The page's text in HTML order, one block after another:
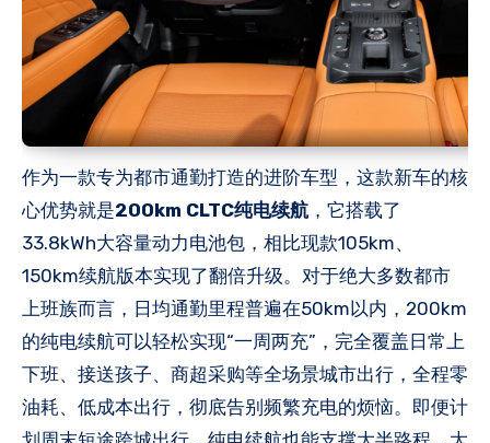
作为一款专为都市通勤打造的进阶车型，这款新车的核
心优势就是200km CLTC纯电续航 ，它搭载了
33.8kWh大容量动力电池包，相比现款105km、
150km续航版本实现了翻倍升级。对于绝大多数都市
上班族而言，日均通勤里程普遍在50km以内，200km
的纯电续航可以轻松实现“一周两充”，完全覆盖日常上
下班、接送孩子、商超采购等全场景城市出行，全程零
油耗、低成本出行，彻底告别频繁充电的烦恼。即便计